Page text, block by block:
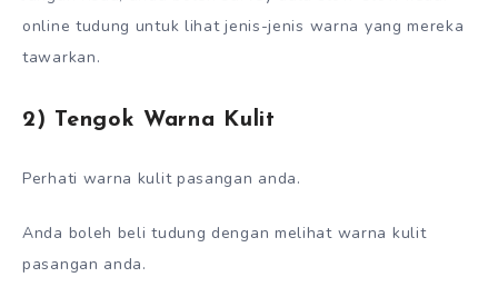
online tudung untuk lihat jenis-jenis warna yang mereka
tawarkan.
2) Tengok Warna Kulit
Perhati warna kulit pasangan anda.
Anda boleh beli tudung dengan melihat warna kulit
pasangan anda.